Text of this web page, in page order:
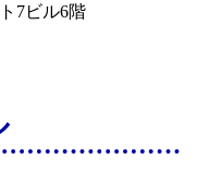
7ビル6階